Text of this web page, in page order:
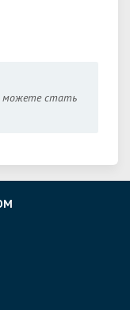
можете стать